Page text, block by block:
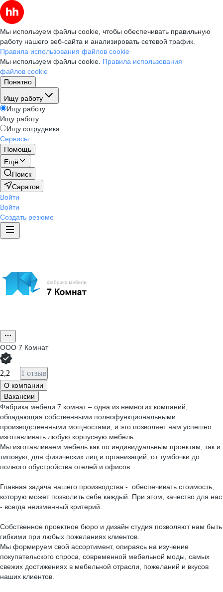
Мы используем файлы cookie, чтобы обеспечивать правильную
работу нашего веб-сайта и анализировать сетевой трафик.
Правила использования файлов cookie
Мы используем файлы cookie. Правила использования
файлов cookie
Понятно
Ищу работу
Ищу работу
Ищу работу
Ищу сотрудника
Сервисы
Помощь
Ещё
Поиск
Саратов
Войти
Войти
Создать резюме
ООО 7 Комнат
2,2 1 отзыв
О компании
Вакансии
Фабрика мебели 7 комнат – одна из немногих компаний,
обладающая собственными полнофункциональными
производственными мощностями, и это позволяет нам успешно
изготавливать любую корпусную мебель.
Мы изготавливаем мебель как по индивидуальным проектам, так и
типовую, для физических лиц и организаций, от тумбочки до
полного обустройства отелей и офисов.
Главная задача нашего производства - обеспечивать стоимость,
которую может позволить себе каждый. При этом, качество для нас
- всегда неизменный критерий.
Собственное проектное бюро и дизайн студия позволяют нам быть
гибкими при любых пожеланиях клиентов.
Мы формируем свой ассортимент, опираясь на изучение
покупательского спроса, современной мебельной моды, самых
свежих достижениях в мебельной отрасли, пожеланий и вкусов
наших клиентов.